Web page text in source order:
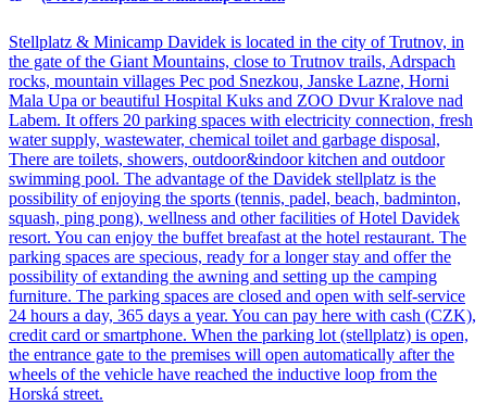
Stellplatz & Minicamp Davidek is located in the city of Trutnov, in
the gate of the Giant Mountains, close to Trutnov trails, Adrspach
rocks, mountain villages Pec pod Snezkou, Janske Lazne, Horni
Mala Upa or beautiful Hospital Kuks and ZOO Dvur Kralove nad
Labem. It offers 20 parking spaces with electricity connection, fresh
water supply, wastewater, chemical toilet and garbage disposal,
There are toilets, showers, outdoor&indoor kitchen and outdoor
swimming pool. The advantage of the Davidek stellplatz is the
possibility of enjoying the sports (tennis, padel, beach, badminton,
squash, ping pong), wellness and other facilities of Hotel Davidek
resort. You can enjoy the buffet breafast at the hotel restaurant. The
parking spaces are specious, ready for a longer stay and offer the
possibility of extanding the awning and setting up the camping
furniture. The parking spaces are closed and open with self-service
24 hours a day, 365 days a year. You can pay here with cash (CZK),
credit card or smartphone. When the parking lot (stellplatz) is open,
the entrance gate to the premises will open automatically after the
wheels of the vehicle have reached the inductive loop from the
Horská street.